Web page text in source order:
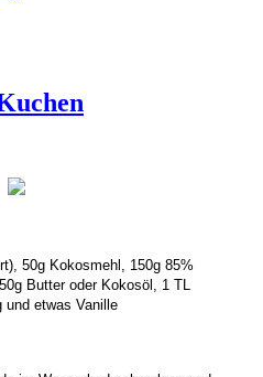
50g Kokosmehl, 150g 85%
Butter oder Kokosöl, 1 TL
und etwas Vanille